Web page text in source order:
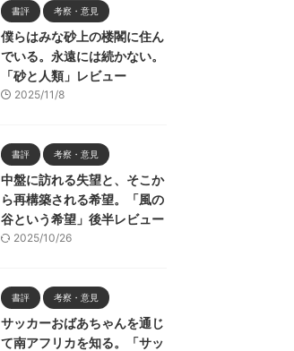
書評 考察・意見
僕らはみな砂上の楼閣に住ん
でいる。永遠には続かない。
「砂と人類」レビュー
2025/11/8
書評 考察・意見
中盤に訪れる失望と、そこか
ら再構築される希望。「風の
谷という希望」後半レビュー
2025/10/26
書評 考察・意見
サッカーおばあちゃんを通じ
て南アフリカを知る。「サッ